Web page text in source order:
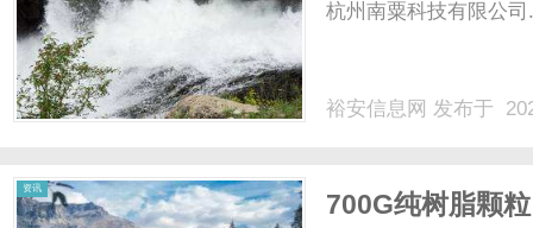
杭州南粟科技有限公司
裕安信息网 发布于
资讯
700G纯树脂颗